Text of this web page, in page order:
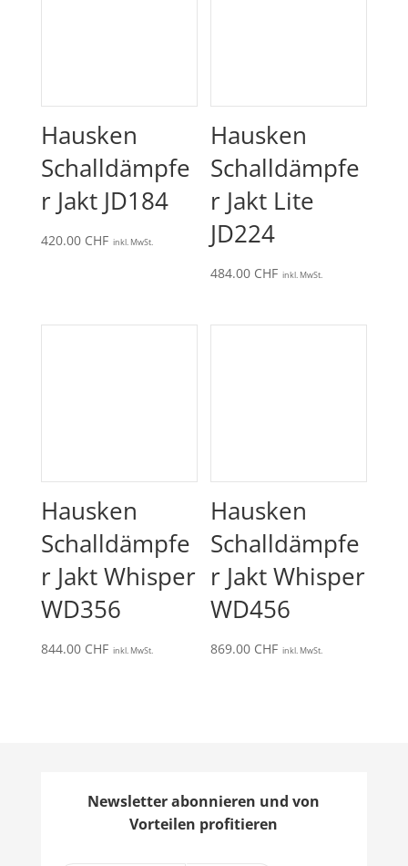
Hausken
Schalldämpfe
r Jakt JD184
420.00 CHF inkl. MwSt.
Hausken
Schalldämpfe
r Jakt Lite
JD224
484.00 CHF inkl. MwSt.
Hausken
Schalldämpfe
r Jakt Whisper
WD356
844.00 CHF inkl. MwSt.
Hausken
Schalldämpfe
r Jakt Whisper
WD456
869.00 CHF inkl. MwSt.
Newsletter abonnieren und von
Vorteilen profitieren